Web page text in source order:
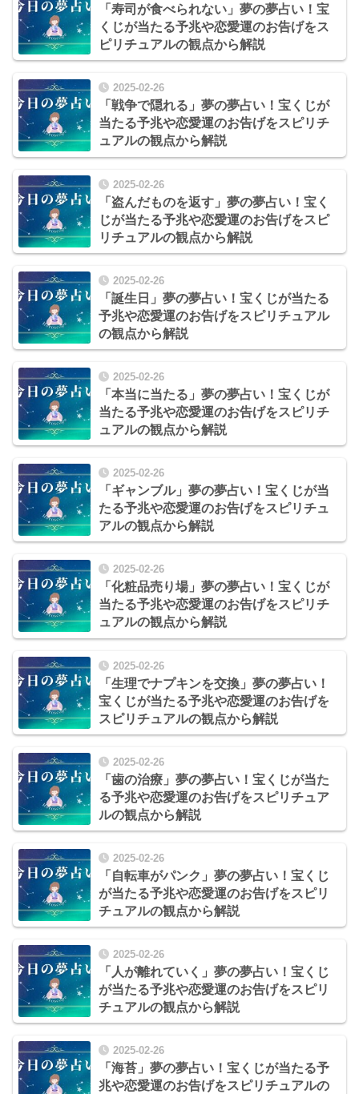
「寿司が食べられない」夢の夢占い！宝
くじが当たる予兆や恋愛運のお告げをス
ピリチュアルの観点から解説
2025-02-26
「戦争で隠れる」夢の夢占い！宝くじが
当たる予兆や恋愛運のお告げをスピリチ
ュアルの観点から解説
2025-02-26
「盗んだものを返す」夢の夢占い！宝く
じが当たる予兆や恋愛運のお告げをスピ
リチュアルの観点から解説
2025-02-26
「誕生日」夢の夢占い！宝くじが当たる
予兆や恋愛運のお告げをスピリチュアル
の観点から解説
2025-02-26
「本当に当たる」夢の夢占い！宝くじが
当たる予兆や恋愛運のお告げをスピリチ
ュアルの観点から解説
2025-02-26
「ギャンブル」夢の夢占い！宝くじが当
たる予兆や恋愛運のお告げをスピリチュ
アルの観点から解説
2025-02-26
「化粧品売り場」夢の夢占い！宝くじが
当たる予兆や恋愛運のお告げをスピリチ
ュアルの観点から解説
2025-02-26
「生理でナプキンを交換」夢の夢占い！
宝くじが当たる予兆や恋愛運のお告げを
スピリチュアルの観点から解説
2025-02-26
「歯の治療」夢の夢占い！宝くじが当た
る予兆や恋愛運のお告げをスピリチュア
ルの観点から解説
2025-02-26
「自転車がパンク」夢の夢占い！宝くじ
が当たる予兆や恋愛運のお告げをスピリ
チュアルの観点から解説
2025-02-26
「人が離れていく」夢の夢占い！宝くじ
が当たる予兆や恋愛運のお告げをスピリ
チュアルの観点から解説
2025-02-26
「海苔」夢の夢占い！宝くじが当たる予
兆や恋愛運のお告げをスピリチュアルの